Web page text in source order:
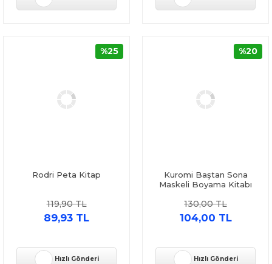
Rodri Peta Kitap
119,90 TL
89,93 TL
%25
Hızlı Gönderi
Kuromi Baştan Sona
Maskeli Boyama Kitabı
130,00 TL
104,00 TL
%20
Hızlı Gönderi